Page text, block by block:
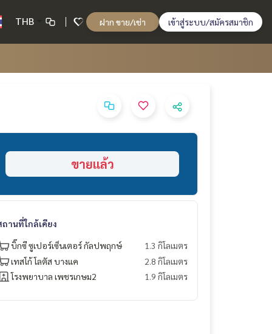
THB ฝาก ขาย/เช่า เข้าสู่ระบบ/สมัครสมาชิก
ขายแล้ว
ถานที่ใกล้เคียง
บิ๊กซี ซูเปอร์เซ็นเตอร์ กัลปพฤกษ์
1.3 กิโลเมตร
เทสโก้ โลตัส บางแค
2.8 กิโลเมตร
โรงพยาบาล เพชรเกษม2
1.9 กิโลเมตร